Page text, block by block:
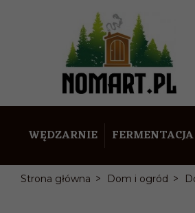
WĘDZARNIE
Strona główna Dom i ogród